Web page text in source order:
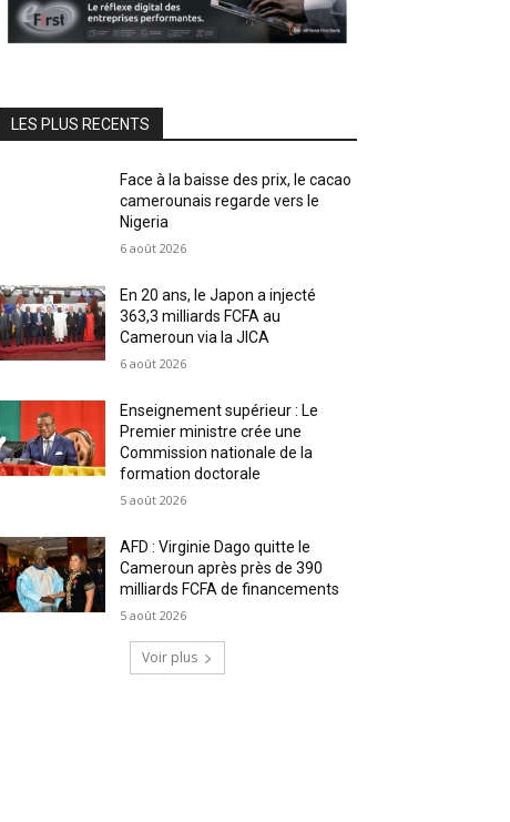
LES PLUS RECENTS
Face à la baisse des prix, le cacao
camerounais regarde vers le
Nigeria
6 août 2026
En 20 ans, le Japon a injecté
363,3 milliards FCFA au
Cameroun via la JICA
6 août 2026
Enseignement supérieur : Le
Premier ministre crée une
Commission nationale de la
formation doctorale
5 août 2026
AFD : Virginie Dago quitte le
Cameroun après près de 390
milliards FCFA de financements
5 août 2026
Voir plus